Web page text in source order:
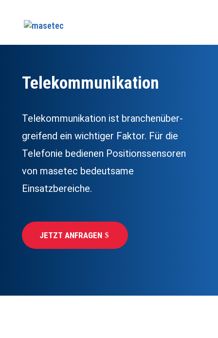
Tele­kom­muni­kation
Telekommunikation ist branchen­über­
greifend ein wichtiger Faktor. Für die
Telefonie bedienen Positionssensoren
von masetec bedeutsame
Einsatzbereiche.
JETZT ANFRAGEN